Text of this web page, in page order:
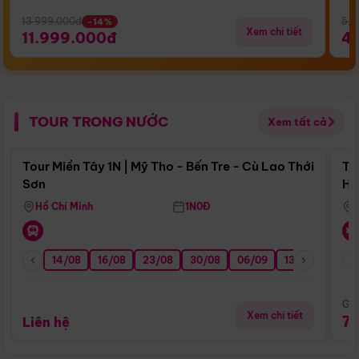
13.999.000đ -14%
11.999.000đ Xem chi tiết
TOUR TRONG NƯỚC Xem tất cả
Điểm nổi bật
Tour Miền Tây 1N | Mỹ Tho - Bến Tre - Cù Lao Thới
Sơn
Hồ Chí Minh 1N0Đ
14/08 16/08 23/08 30/08 06/09 13/09
Liên hệ Xem chi tiết